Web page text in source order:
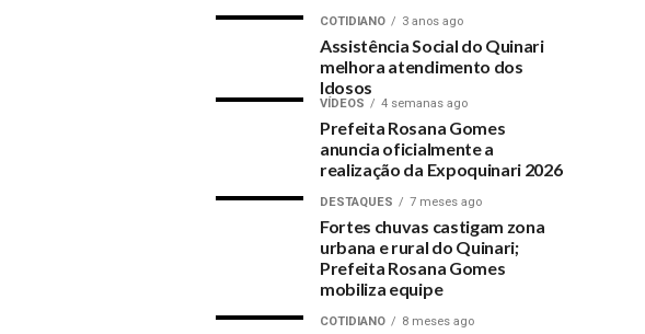
COTIDIANO 3 anos ago
Assistência Social do Quinari
melhora atendimento dos
Idosos
VÍDEOS 4 semanas ago
Prefeita Rosana Gomes
anuncia oficialmente a
realização da Expoquinari 2026
DESTAQUES 7 meses ago
Fortes chuvas castigam zona
urbana e rural do Quinari;
Prefeita Rosana Gomes
mobiliza equipe
COTIDIANO 8 meses ago